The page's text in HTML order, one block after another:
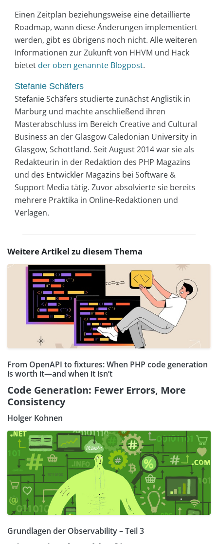
Einen Zeitplan beziehungsweise eine detaillierte
Roadmap, wann diese Änderungen implementiert
werden, gibt es übrigens noch nicht. Alle weiteren
Informationen zur Zukunft von HHVM und Hack
bietet der oben genannte Blogpost.
Stefanie Schäfers
Stefanie Schäfers studierte zunächst Anglistik in
Marburg und machte anschließend ihren
Masterabschluss im Bereich Creative and Cultural
Business an der Glasgow Caledonian University in
Glasgow, Schottland. Seit August 2014 war sie als
Redakteurin in der Redaktion des PHP Magazins
und des Entwickler Magazins bei Software &
Support Media tätig. Zuvor absolvierte sie bereits
mehrere Praktika in Online-Redaktionen und
Verlagen.
Weitere Artikel zu diesem Thema
From OpenAPI to fixtures: When PHP code generation
is worth it—and when it isn’t
Code Generation: Fewer Errors, More
Consistency
Holger Kohnen
Grundlagen der Observability – Teil 3